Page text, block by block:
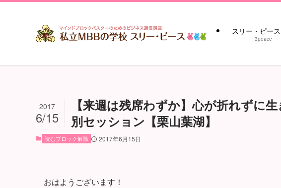
スリー・ピー
3peace
【来週は残席わずか】心が折れずに
別セッション【栗山葉湖】
2017
6/15
読むブロック解除 2017年6月15日
おはようございます！